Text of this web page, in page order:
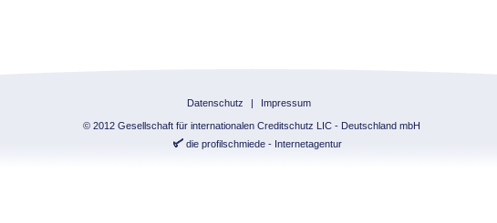
Datenschutz | Impressum
© 2012 Gesellschaft für internationalen Creditschutz LIC - Deutschland mbH
die profilschmiede - Internetagentur